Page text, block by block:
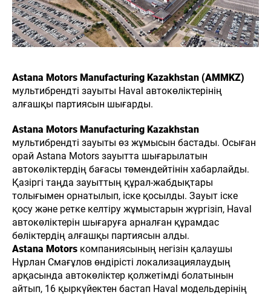
Astana Motors Manufacturing Kazakhstan (AMMKZ)
мультибрендті зауыты Haval автокөліктерінің
алғашқы партиясын шығарды.
Astana Motors Manufacturing Kazakhstan
мультибрендті зауыты өз жұмысын бастады. Осыған
орай Astana Motors зауытта шығарылатын
автокөліктердің бағасы төмендейтінін хабарлайды.
Қазіргі таңда зауыттың құрал-жабдықтары
толығымен орнатылып, іске қосылды. Зауыт іске
қосу және ретке келтіру жұмыстарын жүргізіп, Haval
автокөліктерін шығаруға арналған құрамдас
бөліктердің алғашқы партиясын алды.
Astana Motors компаниясының негізін қалаушы
Нұрлан Смағұлов өндірісті локализациялаудың
арқасында автокөліктер қолжетімді болатынын
айтып, 16 қыркүйектен бастап Haval модельдерінің